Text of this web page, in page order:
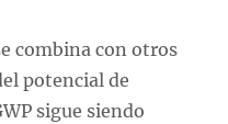
combina con otros
potencial de
sigue siendo